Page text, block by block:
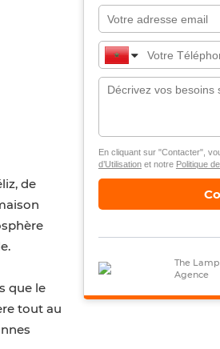
de
que le
tout au
En cliquant sur "Contacter",
d’Utilisationet notre Politique
The
Agence